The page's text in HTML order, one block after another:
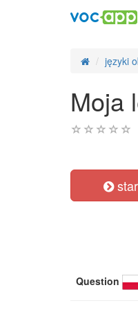
języki
Moja
Question